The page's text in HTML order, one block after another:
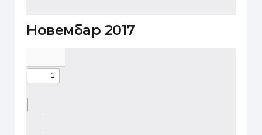
Новембар 2017